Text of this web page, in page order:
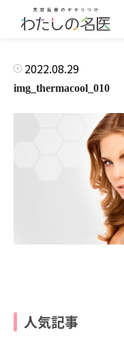
2022.08.29
img_thermacool_010
人気記事